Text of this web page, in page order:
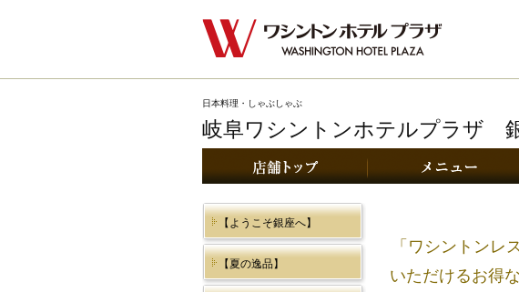
日本料理・しゃぶしゃぶ
岐阜ワシントンホテルプラザ
店舗トップ
【ようこそ銀座へ】
【夏の逸品】
「ワシントンレ
いただけるお得